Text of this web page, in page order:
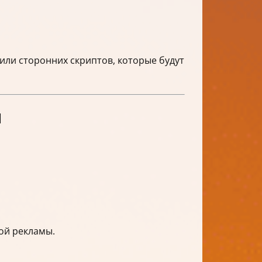
сторонних скриптов, которые будут
рекламы.